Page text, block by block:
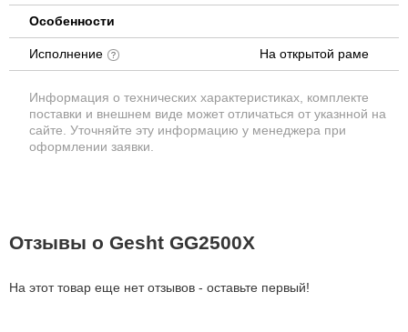
Особенности
Исполнение На открытой раме
Информация о технических характеристиках, комплекте
поставки и внешнем виде может отличаться от указнной на
сайте. Уточняйте эту информацию у менеджера при
оформлении заявки.
Отзывы о Gesht GG2500X
На этот товар еще нет отзывов - оставьте первый!